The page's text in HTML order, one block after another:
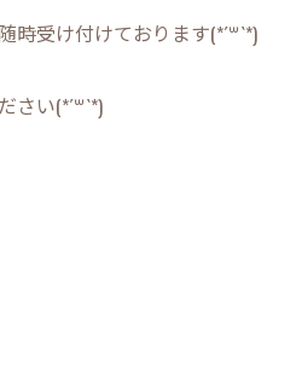
受け付けております(*´꒳`*)
い(*´꒳`*)